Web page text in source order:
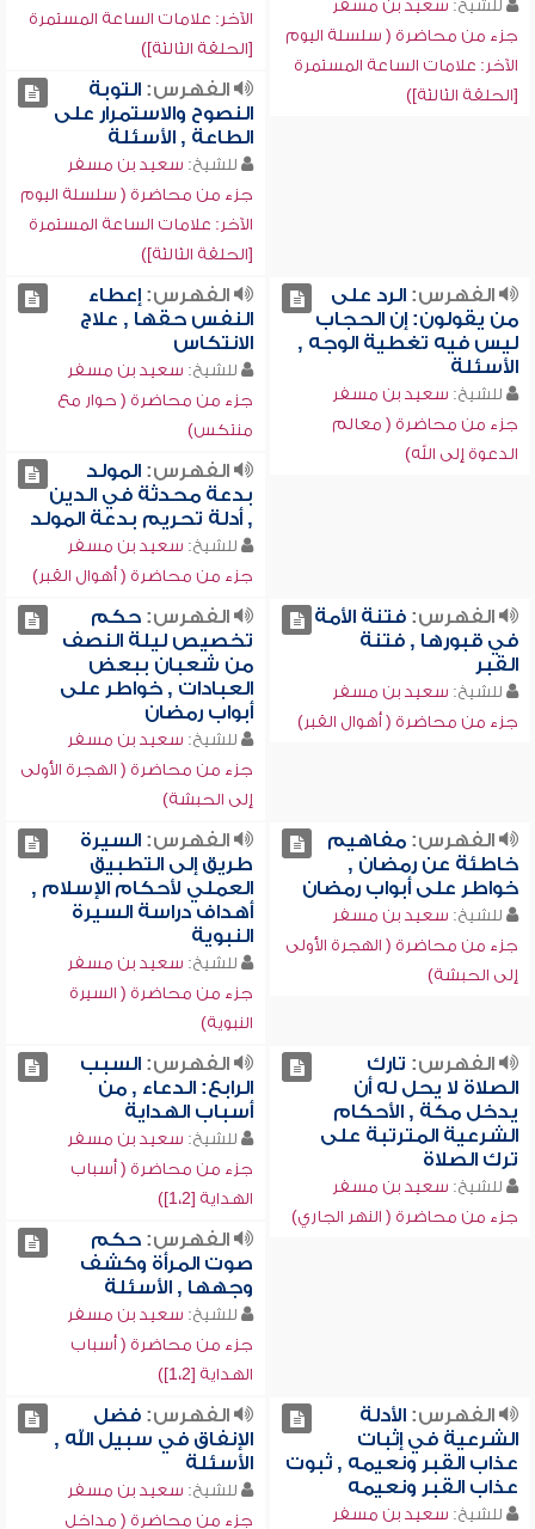
للشيخ: سعيد بن مسفر
جزء من محاضرة ( سلسلة اليوم
الآخر: علامات الساعة المستمرة
[الحلقة الثالثة])
الآخر: علامات الساعة المستمرة
[الحلقة الثالثة])
الفهرس:التوبة
النصوح والاستمرار على
الطاعة , الأسئلة
للشيخ: سعيد بن مسفر
جزء من محاضرة ( سلسلة اليوم
الآخر: علامات الساعة المستمرة
[الحلقة الثالثة])
الفهرس:الرد على
من يقولون: إن الحجاب
ليس فيه تغطية الوجه ,
الأسئلة
للشيخ: سعيد بن مسفر
جزء من محاضرة ( معالم
الدعوة إلى الله)
الفهرس:إعطاء
النفس حقها , علاج
الانتكاس
للشيخ: سعيد بن مسفر
جزء من محاضرة ( حوار مع
منتكس)
الفهرس:المولد
بدعة محدثة في الدين
, أدلة تحريم بدعة المولد
للشيخ: سعيد بن مسفر
جزء من محاضرة ( أهوال القبر)
الفهرس:فتنة الأمة
في قبورها , فتنة
القبر
للشيخ: سعيد بن مسفر
جزء من محاضرة ( أهوال القبر)
الفهرس:حكم
تخصيص ليلة النصف
من شعبان ببعض
العبادات , خواطر على
أبواب رمضان
للشيخ: سعيد بن مسفر
جزء من محاضرة ( الهجرة الأولى
إلى الحبشة)
الفهرس:مفاهيم
خاطئة عن رمضان ,
خواطر على أبواب رمضان
للشيخ: سعيد بن مسفر
جزء من محاضرة ( الهجرة الأولى
إلى الحبشة)
الفهرس:السيرة
طريق إلى التطبيق
العملي لأحكام الإسلام ,
أهداف دراسة السيرة
النبوية
للشيخ: سعيد بن مسفر
جزء من محاضرة ( السيرة
النبوية)
الفهرس: تارك
الصلاة لا يحل له أن
يدخل مكة , الأحكام
الشرعية المترتبة على
ترك الصلاة
للشيخ: سعيد بن مسفر
جزء من محاضرة ( النهر الجاري)
الفهرس:السبب
الرابع: الدعاء , من
أسباب الهداية
للشيخ: سعيد بن مسفر
جزء من محاضرة ( أسباب
الهداية [1،2])
الفهرس:حكم
صوت المرأة وكشف
وجهها , الأسئلة
للشيخ: سعيد بن مسفر
جزء من محاضرة ( أسباب
الهداية [1،2])
الفهرس:الأدلة
الشرعية في إثبات
عذاب القبر ونعيمه , ثبوت
عذاب القبر ونعيمه
للشيخ: سعيد بن مسفر
الفهرس:فضل
الإنفاق في سبيل الله ,
الأسئلة
للشيخ: سعيد بن مسفر
جزء من محاضرة ( مداخل